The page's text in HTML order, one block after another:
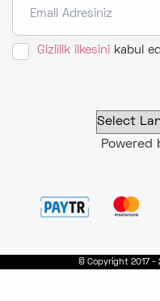
Email Adresiniz
Gizlilik ilkesini kabul
Powered
© Copyright 2017 -